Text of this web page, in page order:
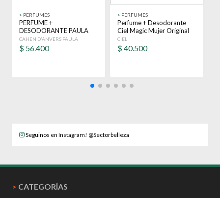
> PERFUMES
PERFUME +
DESODORANTE PAULA
ORIGINAL EDT 100 ML
MUJER
CAHEN D'ANVERS PAULA
$ 56.400
> PERFUMES
Perfume + Desodorante
Ciel Magic Mujer Original
Edp
CIEL
$40.500
Seguinos en Instagram! @Sectorbelleza
> CATEGORÍAS